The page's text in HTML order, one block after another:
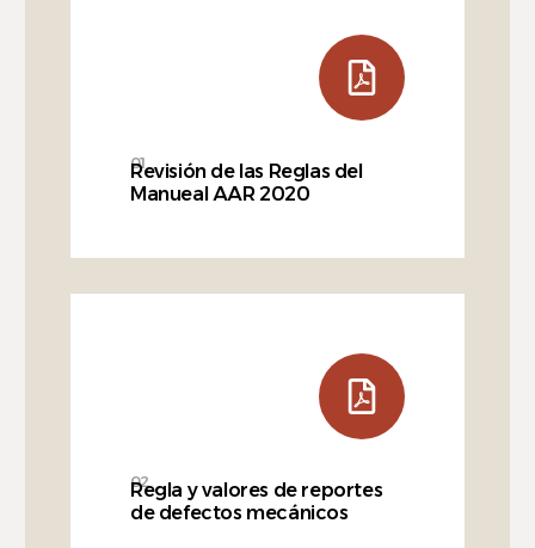
01
Revisión de las Reglas del
Manueal AAR 2020
02
Regla y valores de reportes
de defectos mecánicos